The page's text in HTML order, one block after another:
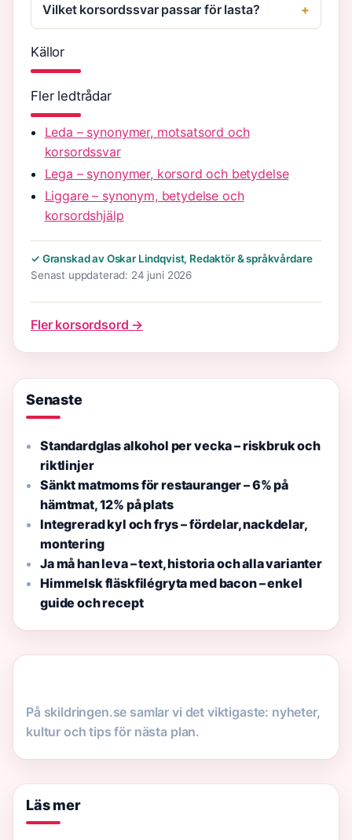
Vilket korsordssvar passar för lasta?
Källor
Fler ledtrådar
Leda – synonymer, motsatsord och
korsordssvar
Lega – synonymer, korsord och betydelse
Liggare – synonym, betydelse och
korsordshjälp
✓ Granskad av Oskar Lindqvist, Redaktör & språkvårdare
Senast uppdaterad: 24 juni 2026
Fler korsordsord →
Senaste
Standardglas alkohol per vecka – riskbruk och
riktlinjer
Sänkt matmoms för restauranger – 6% på
hämtmat, 12% på plats
Integrerad kyl och frys – fördelar, nackdelar,
montering
Ja må han leva – text, historia och alla varianter
Himmelsk fläskfilégryta med bacon – enkel
guide och recept
På skildringen.se samlar vi det viktigaste: nyheter,
kultur och tips för nästa plan.
Läs mer